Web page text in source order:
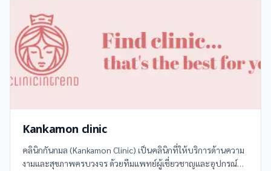
Kankamon clinic
คลินิกกันกมล (Kankamon Clinic) เป็นคลินิกที่ให้บริการด้านความ
งามและสุขภาพครบวงจร ด้วยทีมแพทย์ผู้เชี่ยวชาญและอุปกรณ์ทัน